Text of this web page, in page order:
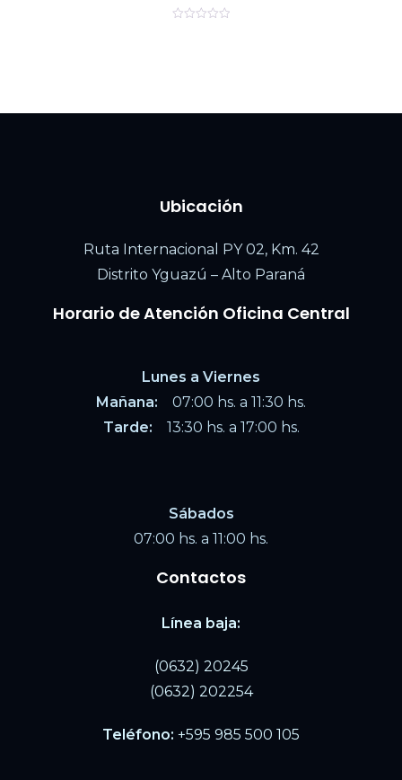
Ubicación
Ruta Internacional PY 02, Km. 42
Distrito Yguazú – Alto Paraná
Horario de Atención Oficina Central
Lunes a Viernes
Mañana:
07:00 hs. a 11:30 hs.
Tarde: 13:30 hs. a 17:00 hs.
Sábados
07:00 hs. a 11:00 hs.
Contactos
Línea baja:
(0632) 20245
(0632) 202254
Teléfono: +595 985 500 105